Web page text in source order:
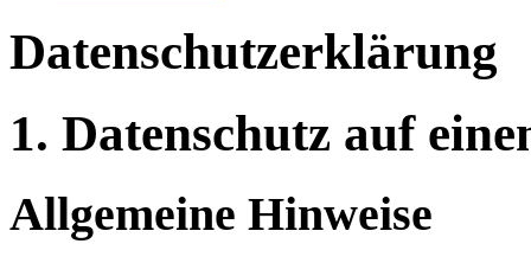
Datenschutz­erklärung
1. Datenschutz auf
Allgemeine Hinweise